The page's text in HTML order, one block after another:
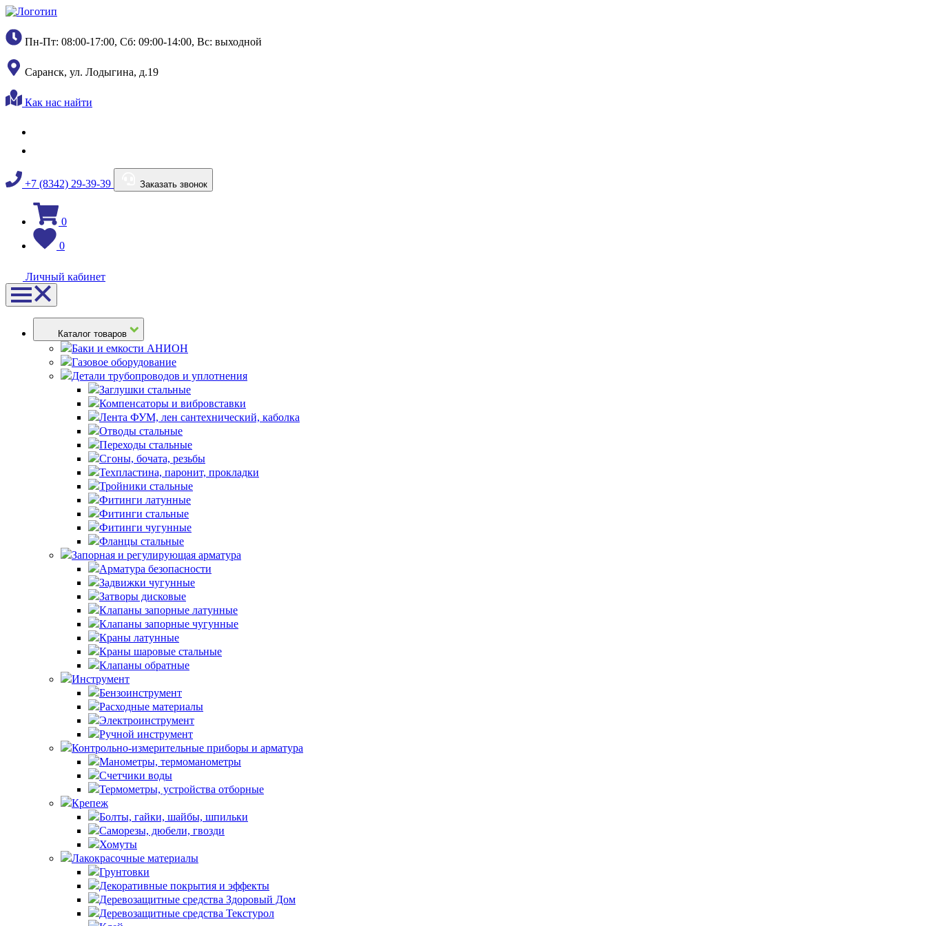
Пн-Пт: 08:00-17:00, Сб: 09:00-14:00, Вс: выходной
Саранск, ул. Лодыгина, д.19
Как нас найти
+7 (8342) 29-39-39 Заказать звонок
0
0
Личный кабинет
Каталог товаров
Баки и емкости АНИОН
Газовое оборудование
Детали трубопроводов и уплотнения
Заглушки стальные
Компенсаторы и вибровставки
Лента ФУМ, лен сантехнический, каболка
Отводы стальные
Переходы стальные
Сгоны, бочата, резьбы
Техпластина, паронит, прокладки
Тройники стальные
Фитинги латунные
Фитинги стальные
Фитинги чугунные
Фланцы стальные
Запорная и регулирующая арматура
Арматура безопасности
Задвижки чугунные
Затворы дисковые
Клапаны запорные латунные
Клапаны запорные чугунные
Краны латунные
Краны шаровые стальные
Клапаны обратные
Инструмент
Бензоинструмент
Расходные материалы
Электроинструмент
Ручной инструмент
Контрольно-измерительные приборы и арматура
Манометры, термоманометры
Счетчики воды
Термометры, устройства отборные
Крепеж
Болты, гайки, шайбы, шпильки
Саморезы, дюбели, гвозди
Хомуты
Лакокрасочные материалы
Грунтовки
Декоративные покрытия и эффекты
Деревозащитные средства Здоровый Дом
Деревозащитные средства Текстурол